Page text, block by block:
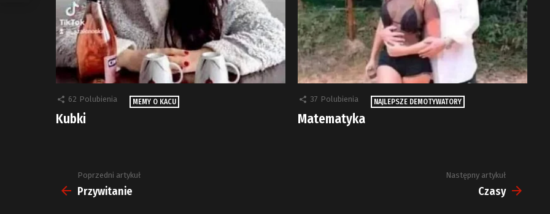
62 Polubienia MEMY O KACU
Kubki
37 Polubienia NAJLEPSZE DEMOTYWATORY
Matematyka
Zobacz
więcej
Poprzedni artykuł
Przywitanie
Następny artykuł
Czasy